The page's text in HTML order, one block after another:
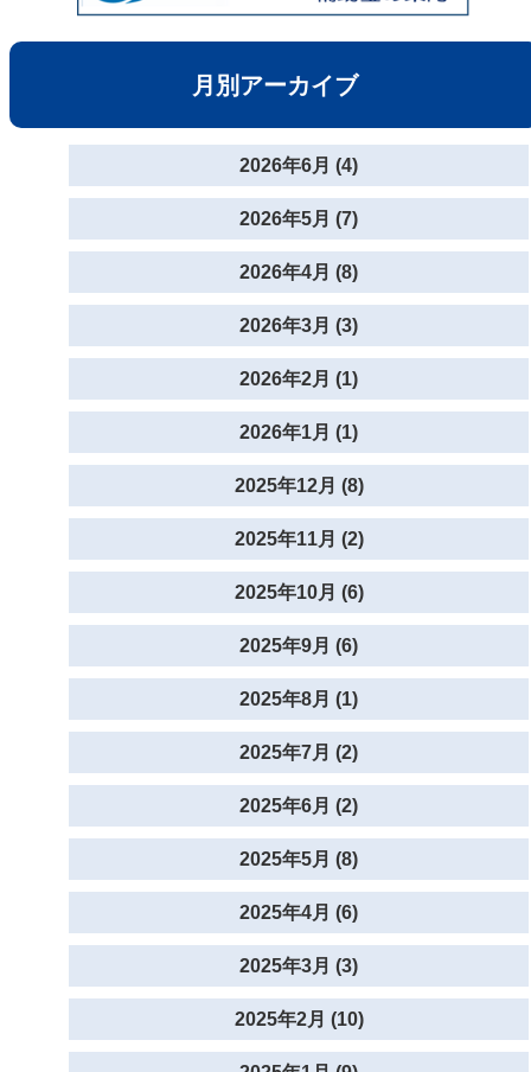
月別アーカイブ
2026年6月 (4)
2026年5月 (7)
2026年4月 (8)
2026年3月 (3)
2026年2月 (1)
2026年1月 (1)
2025年12月 (8)
2025年11月 (2)
2025年10月 (6)
2025年9月 (6)
2025年8月 (1)
2025年7月 (2)
2025年6月 (2)
2025年5月 (8)
2025年4月 (6)
2025年3月 (3)
2025年2月 (10)